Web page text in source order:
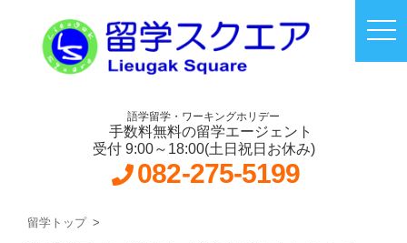
語学留学・ワーキングホリデー
手数料無料の留学エージェント
受付 9:00～18:00(土日祝日お休み)
082-275-5199
留学トップ